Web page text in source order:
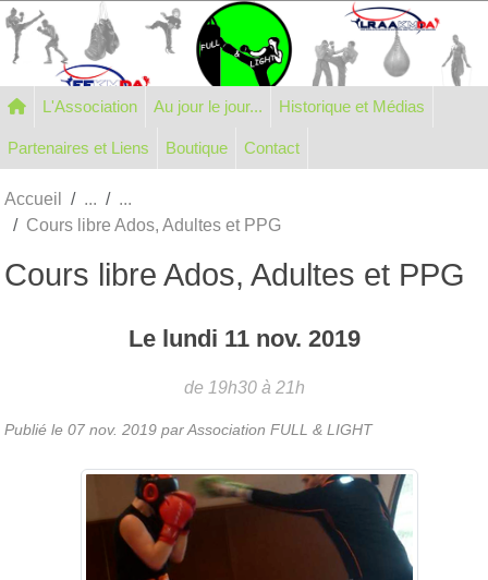
L'Association Au jour le jour... Historique et Médias
Partenaires et Liens Boutique Contact
Accueil
Cours libre Ados, Adultes et PPG
Cours libre Ados, Adultes et PPG
Le lundi 11 nov. 2019
de 19h30 à 21h
Publié le 07 nov. 2019 par Association FULL & LIGHT
Panneau de gestion des cookies